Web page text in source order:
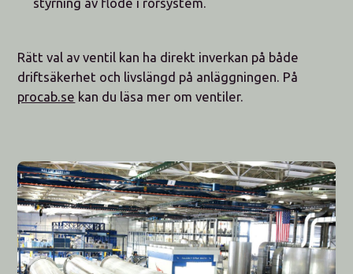
Rätt val av ventil kan ha direkt inverkan på både
driftsäkerhet och livslängd på anläggningen. På
procab.se kan du läsa mer om ventiler.